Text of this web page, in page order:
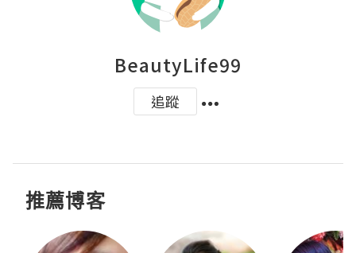
BeautyLife99
追蹤
推薦博客